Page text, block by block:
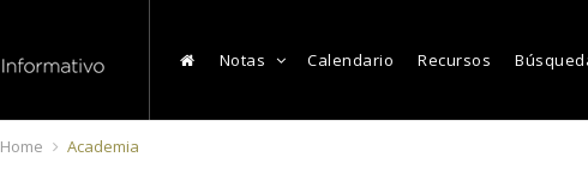
Notas Calendario Recursos
Home Academia